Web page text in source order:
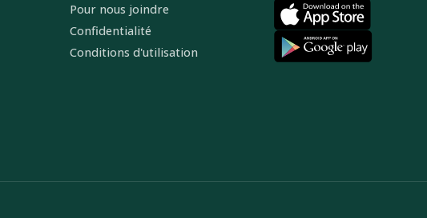
Pour nous joindre
Confidentialité
Conditions d'utilisation